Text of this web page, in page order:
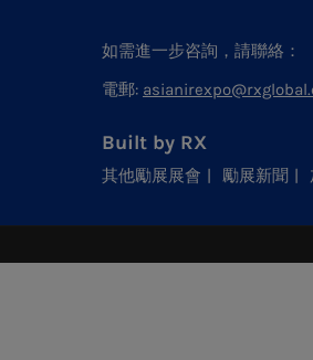
如需進一步咨詢，請聯絡：
電郵:
Built by RX
其他勵展展會 勵展新聞